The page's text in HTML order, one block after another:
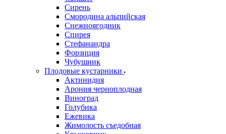
Сирень
Смородина альпийская
Снежноягодник
Спирея
Стефанандра
Форзиция
Чубушник
Плодовые кустарники
Актинидия
Арония черноплодная
Виноград
Голубика
Ежевика
Жимолость съедобная